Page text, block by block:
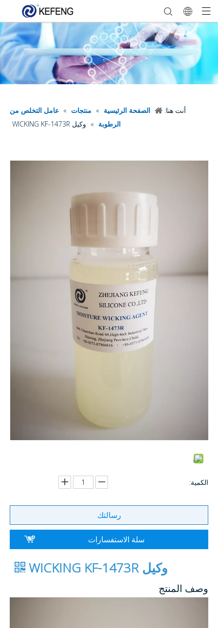
أنت هنا: الصفحة الرئيسية » منتجات » عامل التخلص من
الرطوبة » وكيل WICKING KF-1473R
الكمية:
رسالتك
سلة الاستفسارات
وكيل WICKING KF-1473R
وصف المنتج